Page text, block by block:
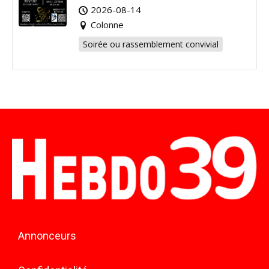
2026-08-14
Colonne
Soirée ou rassemblement convivial